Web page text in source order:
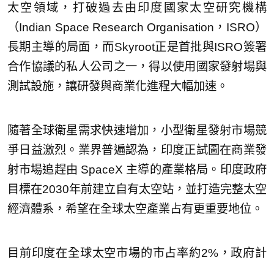
太空領域，打破過去由印度國家太空研究機構
（Indian Space Research Organisation，ISRO）
長期主導的局面，而Skyroot正是首批與ISRO簽署
合作協議的私人公司之一，得以使用國家發射場與
測試設施，讓研發與商業化進程大幅加速。
隨著全球衛星需求快速增加，小型衛星發射市場競
爭日益激烈。業界普遍認為，印度正試圖在商業發
射市場追趕由 SpaceX 主導的產業格局。印度政府
目標在2030年前建立自有太空站，並打造完整太空
經濟體系，希望在全球太空產業占有更重要地位。
目前印度在全球太空市場的市占率約2%，政府計